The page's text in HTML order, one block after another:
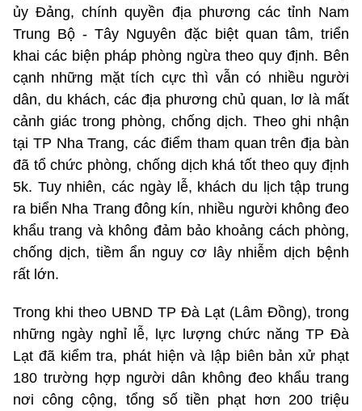
ủy Đảng, chính quyền địa phương các tỉnh Nam
Trung Bộ - Tây Nguyên đặc biệt quan tâm, triển
khai các biện pháp phòng ngừa theo quy định. Bên
cạnh những mặt tích cực thì vẫn có nhiều người
dân, du khách, các địa phương chủ quan, lơ là mất
cảnh giác trong phòng, chống dịch. Theo ghi nhận
tại TP Nha Trang, các điểm tham quan trên địa bàn
đã tổ chức phòng, chống dịch khá tốt theo quy định
5k. Tuy nhiên, các ngày lễ, khách du lịch tập trung
ra biển Nha Trang đông kín, nhiều người không đeo
khẩu trang và không đảm bảo khoảng cách phòng,
chống dịch, tiềm ẩn nguy cơ lây nhiễm dịch bệnh
rất lớn.
Trong khi theo UBND TP Đà Lạt (Lâm Đồng), trong
những ngày nghỉ lễ, lực lượng chức năng TP Đà
Lạt đã kiểm tra, phát hiện và lập biên bản xử phạt
180 trường hợp người dân không đeo khẩu trang
nơi công cộng, tổng số tiền phạt hơn 200 triệu